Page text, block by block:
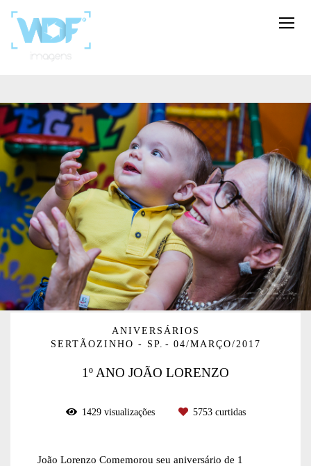
ANIVERSÁRIOS
SERTÃOZINHO - SP.
04/MARÇO/2017
1º ANO JOÃO LORENZO
1429visualizações 5753curtidas
João Lorenzo Comemorou seu aniversário de 1